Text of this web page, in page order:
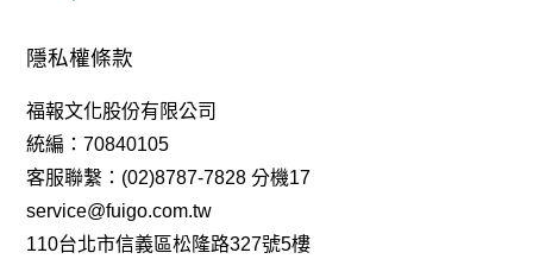
隱私權條款
福報文化股份有限公司
統編：70840105
客服聯繫：(02)8787-7828 分機17
service@fuigo.com.tw
110台北市信義區松隆路327號5樓